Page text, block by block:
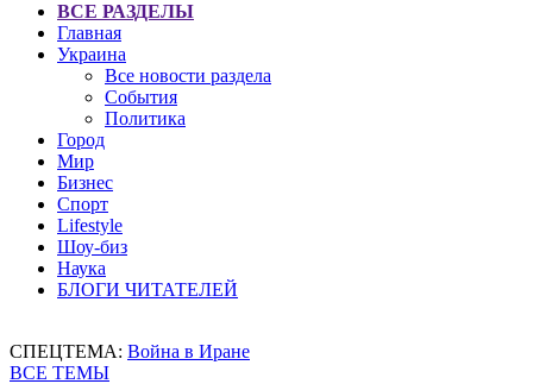
ВСЕ РАЗДЕЛЫ
Главная
Украина
Все новости раздела
События
Политика
Город
Мир
Бизнес
Спорт
Lifestyle
Шоу-биз
Наука
БЛОГИ ЧИТАТЕЛЕЙ
СПЕЦТЕМА: Война в Иране
ВСЕ ТЕМЫ